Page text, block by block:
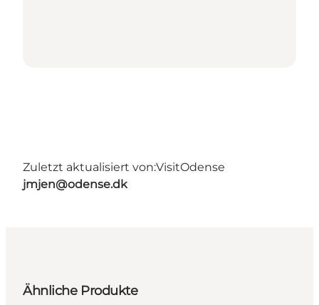
Zuletzt aktualisiert von:VisitOdense
jmjen@odense.dk
Ähnliche Produkte